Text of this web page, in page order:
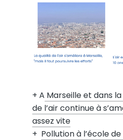
+ A Marseille et dans
de l’air continue à
assez vite
+ Pollution à l’école